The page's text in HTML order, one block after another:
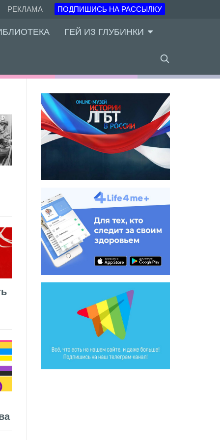
РЕКЛАМА ПОДПИШИСЬ НА РАССЫЛКУ
ГЕЙ ИЗ ГЛУБИНКИ